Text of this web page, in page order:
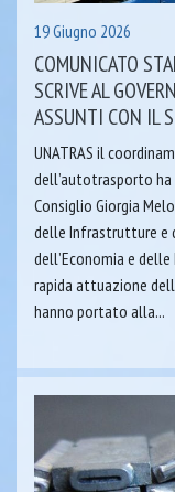
19 Giugno 2026
COMUNICATO
SCRIVE AL
ASSUNTI CON IL
UNATRAS il
dell’autotrasporto
Consiglio Giorgia
delle Infrastrutture e
dell’Economia e
rapida attuazione
hanno portato alla...